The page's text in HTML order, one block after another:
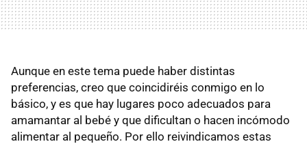
Aunque en este tema puede haber distintas
preferencias, creo que coincidiréis conmigo en lo
básico, y es que hay lugares poco adecuados para
amamantar al bebé y que dificultan o hacen incómodo
alimentar al pequeño. Por ello reivindicamos estas